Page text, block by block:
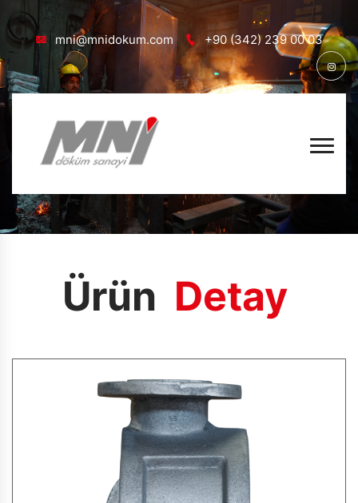
mni@mnidokum.com +90 (342) 239 00 03
Ürün
Anasayfa Ürünler
Ürün Detay